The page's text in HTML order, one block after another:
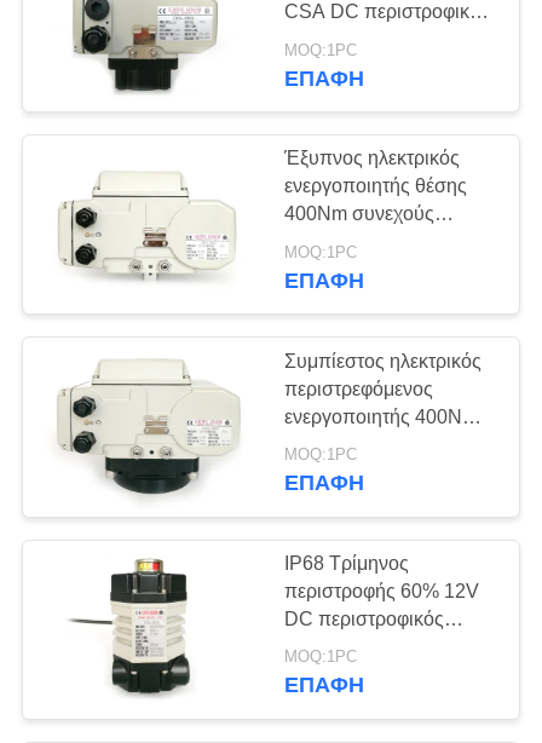
ΖΗΤΉΣΤΕ
ΈΝΑ
ΑΠΌΣΠΑΣΜΑ
官
SITEMAP
PRIVACY
POLICY
CSA DC περιστροφικός
ενεργοποιητής
MOQ:1PC
ΕΠΑΦΉ
Έξυπνος ηλεκτρικός
ενεργοποιητής θέσης
400Nm συνεχούς
ρεύματος
MOQ:1PC
ΕΠΑΦΉ
Συμπίεστος ηλεκτρικός
περιστρεφόμενος
ενεργοποιητής 400Nm
συνεχούς ρεύματος
MOQ:1PC
ΕΠΑΦΉ
IP68 Τρίμηνος
περιστροφής 60% 12V
DC περιστροφικός
ενεργοποιητής
MOQ:1PC
ΕΠΑΦΉ